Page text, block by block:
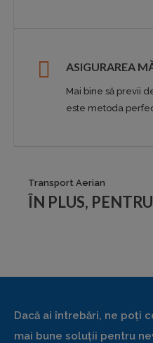
ASIGURAREA
Mai bine să previi
este metoda
Transport Aerian
ÎN PLUS,
Dacă ai întrebări, ne poți
mai bune soluții pentru